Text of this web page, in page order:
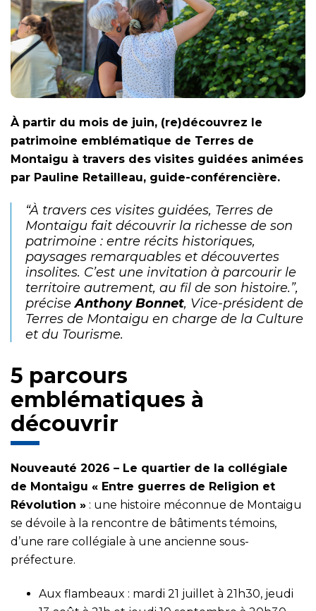
À partir du mois de juin, (re)découvrez le
patrimoine emblématique de Terres de
Montaigu à travers des visites guidées animées
par Pauline Retailleau, guide-conférencière.
“À travers ces visites guidées, Terres de
Montaigu fait découvrir la richesse de son
patrimoine : entre récits historiques,
paysages remarquables et découvertes
insolites. C’est une invitation à parcourir le
territoire autrement, au fil de son histoire.”,
préciseAnthony Bonnet, Vice-président de
Terres de Montaigu en charge de la Culture
et du Tourisme.
5 parcours
emblématiques à
découvrir
Nouveauté 2026 – Le quartier de la collégiale
de Montaigu « Entre guerres de Religion et
Révolution » : une histoire méconnue de Montaigu
se dévoile à la rencontre de bâtiments témoins,
d’une rare collégiale à une ancienne sous-
préfecture.
Aux flambeaux : mardi 21 juillet à 21h30, jeudi